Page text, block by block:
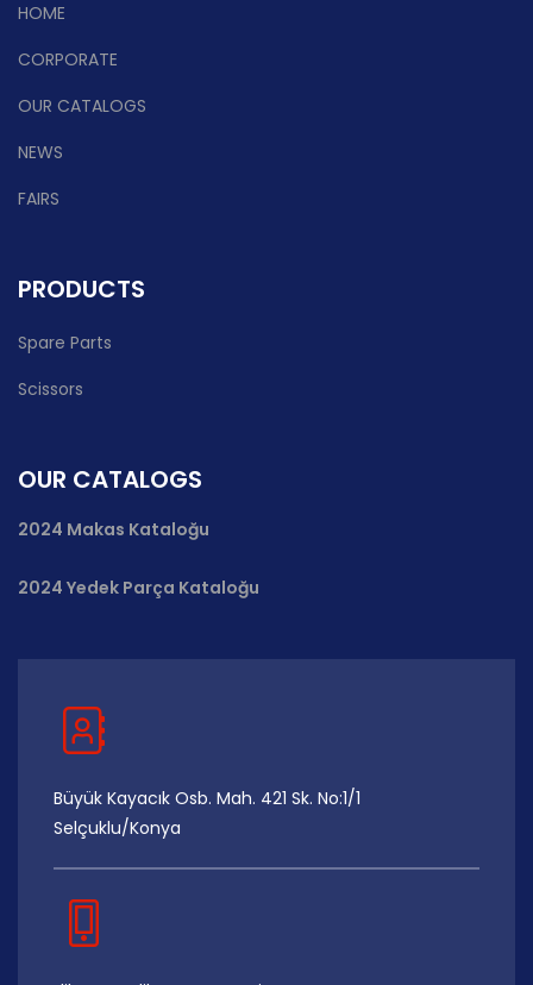
HOME
CORPORATE
OUR CATALOGS
NEWS
FAIRS
PRODUCTS
Spare Parts
Scissors
OUR CATALOGS
2024 Makas Kataloğu
2024 Yedek Parça Kataloğu
Büyük Kayacık Osb. Mah. 421 Sk. No:1/1
Selçuklu/Konya